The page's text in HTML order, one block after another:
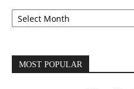
Archives
MOST POPULAR